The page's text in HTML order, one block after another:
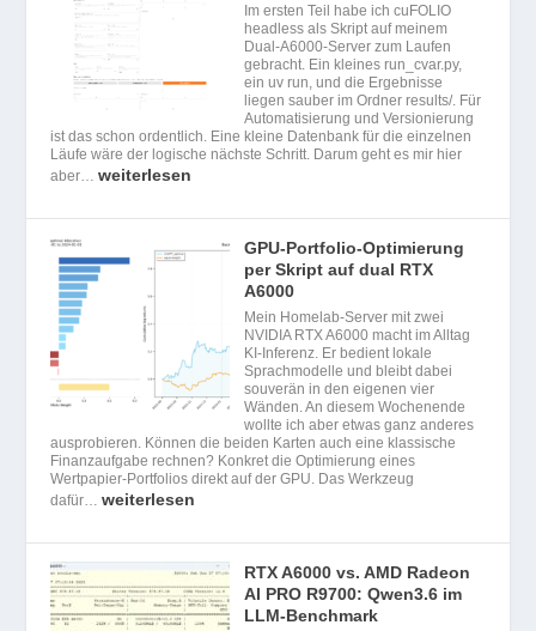
Im ersten Teil habe ich cuFOLIO
headless als Skript auf meinem
Dual-A6000-Server zum Laufen
gebracht. Ein kleines run_cvar.py,
ein uv run, und die Ergebnisse
liegen sauber im Ordner results/. Für
Automatisierung und Versionierung
ist das schon ordentlich. Eine kleine Datenbank für die einzelnen
Läufe wäre der logische nächste Schritt. Darum geht es mir hier
aber…weiterlesen
GPU-Portfolio-Optimierung
per Skript auf dual RTX
A6000
Mein Homelab-Server mit zwei
NVIDIA RTX A6000 macht im Alltag
KI-Inferenz. Er bedient lokale
Sprachmodelle und bleibt dabei
souverän in den eigenen vier
Wänden. An diesem Wochenende
wollte ich aber etwas ganz anderes
ausprobieren. Können die beiden Karten auch eine klassische
Finanzaufgabe rechnen? Konkret die Optimierung eines
Wertpapier-Portfolios direkt auf der GPU. Das Werkzeug
dafür…weiterlesen
RTX A6000 vs. AMD Radeon
AI PRO R9700: Qwen3.6 im
LLM-Benchmark